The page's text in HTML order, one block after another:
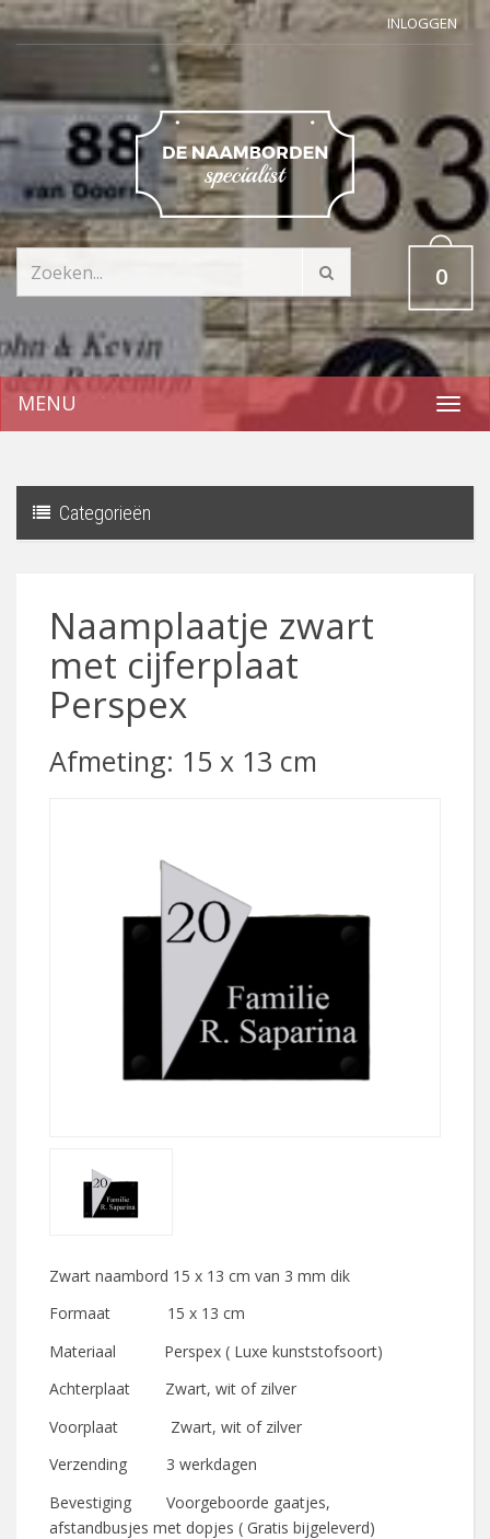
INLOGGEN
0
MENU
Categorieën
Naamplaatje zwart
met cijferplaat
Perspex
Afmeting: 15 x 13 cm
Zwart naambord 15 x 13 cm van 3 mm dik
Formaat 15 x 13 cm
Materiaal Perspex ( Luxe kunststofsoort)
Achterplaat Zwart, wit of zilver
Voorplaat Zwart, wit of zilver
Verzending 3 werkdagen
Bevestiging Voorgeboorde gaatjes,
afstandbusjes met dopjes ( Gratis bijgeleverd)